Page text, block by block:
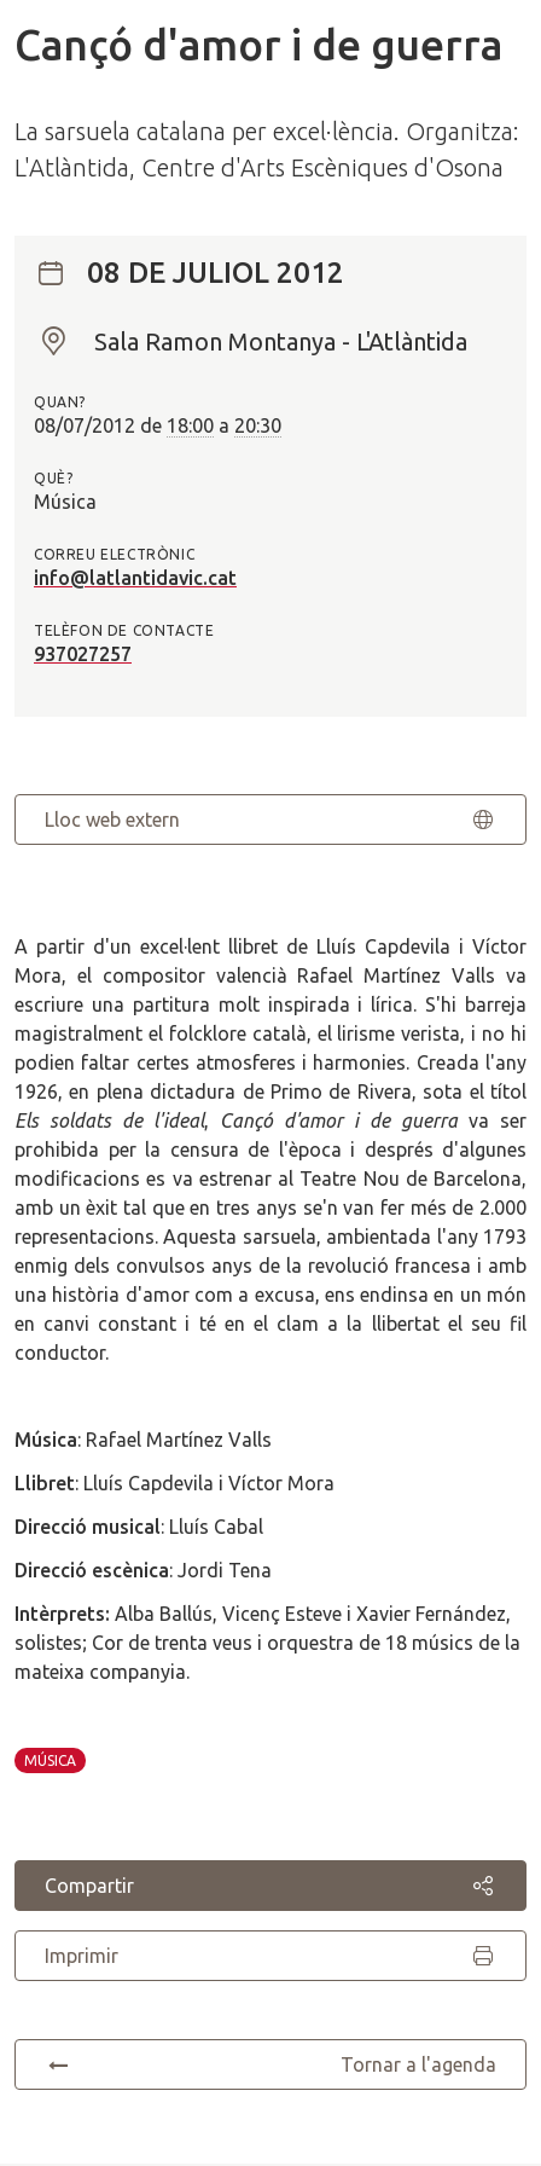
Cançó d'amor i de guerra
La sarsuela catalana per excel·lència. Organitza:
L'Atlàntida, Centre d'Arts Escèniques d'Osona
08 DE JULIOL 2012
O
?
Sala Ramon Montanya - L'Atlàntida
QUAN?
08/07/2012 de 18:00 a 20:30
QUÈ?
Música
CORREU ELECTRÒNIC
info@latlantidavic.cat
TELÈFON DE CONTACTE
937027257
Lloc web extern
A partir d'un excel·lent llibret de Lluís Capdevila i Víctor
Mora, el compositor valencià Rafael Martínez Valls va
escriure una partitura molt inspirada i lírica. S'hi barreja
magistralment el folcklore català, el lirisme verista, i no hi
podien faltar certes atmosferes i harmonies. Creada l'any
1926, en plena dictadura de Primo de Rivera, sota el títol
Els soldats de l'ideal, Cançó d'amor i de guerra va ser
prohibida per la censura de l'època i després d'algunes
modificacions es va estrenar al Teatre Nou de Barcelona,
amb un èxit tal que en tres anys se'n van fer més de 2.000
representacions. Aquesta sarsuela, ambientada l'any 1793
enmig dels convulsos anys de la revolució francesa i amb
una història d'amor com a excusa, ens endinsa en un món
en canvi constant i té en el clam a la llibertat el seu fil
conductor.
Música: Rafael Martínez Valls
Llibret: Lluís Capdevila i Víctor Mora
Direcció musical: Lluís Cabal
Direcció escènica: Jordi Tena
Intèrprets: Alba Ballús, Vicenç Esteve i Xavier Fernández,
solistes; Cor de trenta veus i orquestra de 18 músics de la
mateixa companyia.
MÚSICA
Compartir
Imprimir
Tornar a l'agenda